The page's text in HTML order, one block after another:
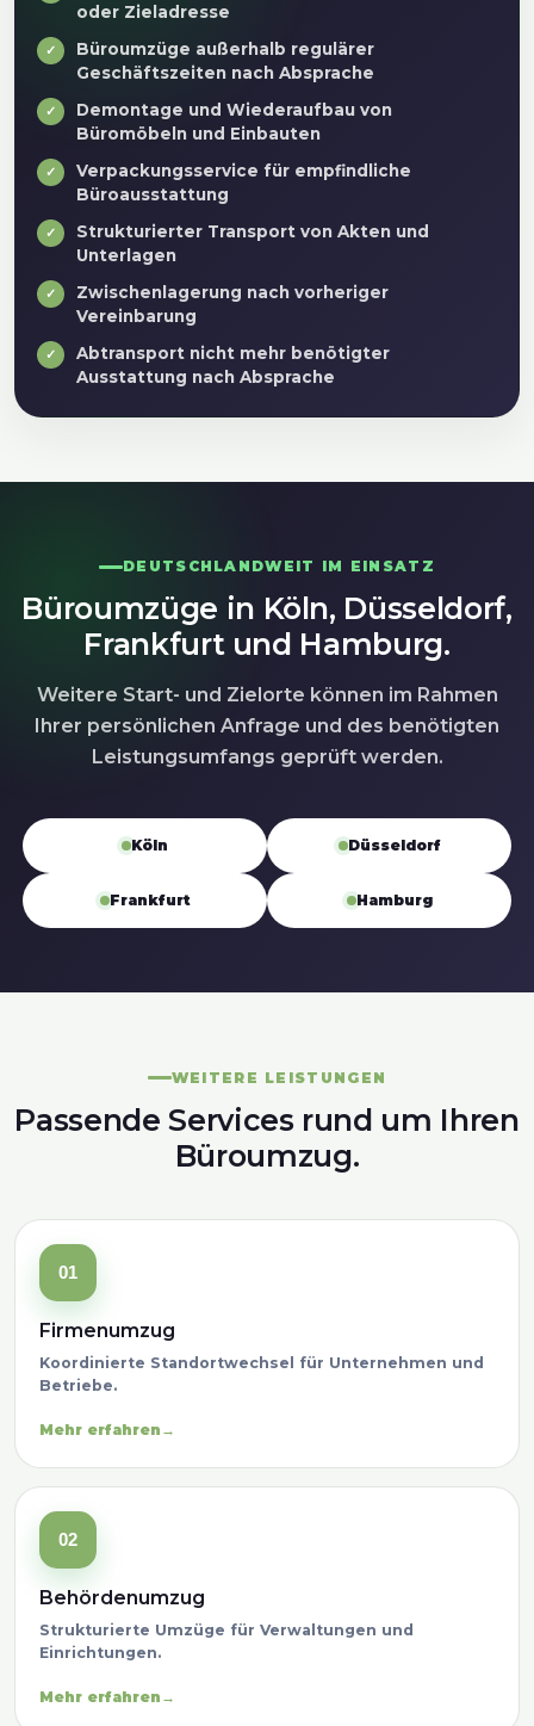
oder Zieladresse
Büroumzüge außerhalb regulärer
Geschäftszeiten nach Absprache
Demontage und Wiederaufbau von
Büromöbeln und Einbauten
Verpackungsservice für empfindliche
Büroausstattung
Strukturierter Transport von Akten und
Unterlagen
Zwischenlagerung nach vorheriger
Vereinbarung
Abtransport nicht mehr benötigter
Ausstattung nach Absprache
DEUTSCHLANDWEIT IM EINSATZ
Büroumzüge in Köln, Düsseldorf,
Frankfurt und Hamburg.
Weitere Start- und Zielorte können im Rahmen
Ihrer persönlichen Anfrage und des benötigten
Leistungsumfangs geprüft werden.
Köln Düsseldorf
Frankfurt Hamburg
WEITERE LEISTUNGEN
Passende Services rund um Ihren
Büroumzug.
01
Firmenumzug
Koordinierte Standortwechsel für Unternehmen und
Betriebe.
Mehr erfahren
02
Behördenumzug
Strukturierte Umzüge für Verwaltungen und
Einrichtungen.
Mehr erfahren